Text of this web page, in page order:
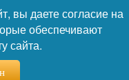
вы даете согласие на
обеспечивают
сайта.